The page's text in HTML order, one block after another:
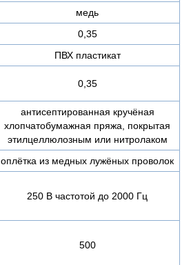
медь
0,35
ПВХ пластикат
0,35
антисептированная кручёная
хлопчатобумажная пряжа, покрытая
этилцеллюлозным или нитролаком
оплётка из медных лужёных проволок
250 В частотой до 2000 Гц
500